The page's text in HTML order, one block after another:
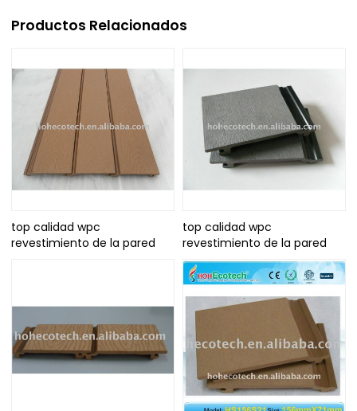
Productos Relacionados
top calidad wpc
revestimiento de la pared
top calidad wpc
revestimiento de la pared